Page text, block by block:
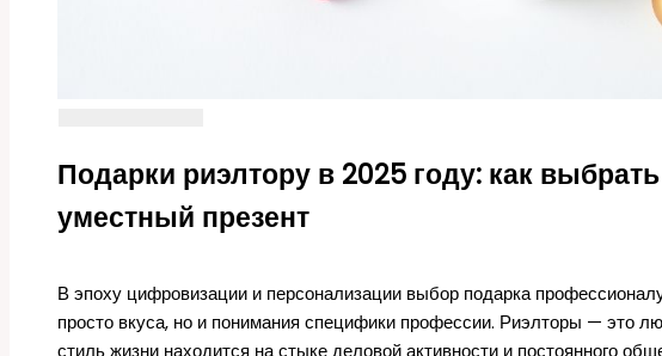
Подарки риэлтору в 2025 году: как
уместный презент
В эпоху цифровизации и персонализации выбор подарка
просто вкуса, но и понимания специфики профессии. Риэлторы — это
стиль жизни находится на стыке деловой активности и постоянного